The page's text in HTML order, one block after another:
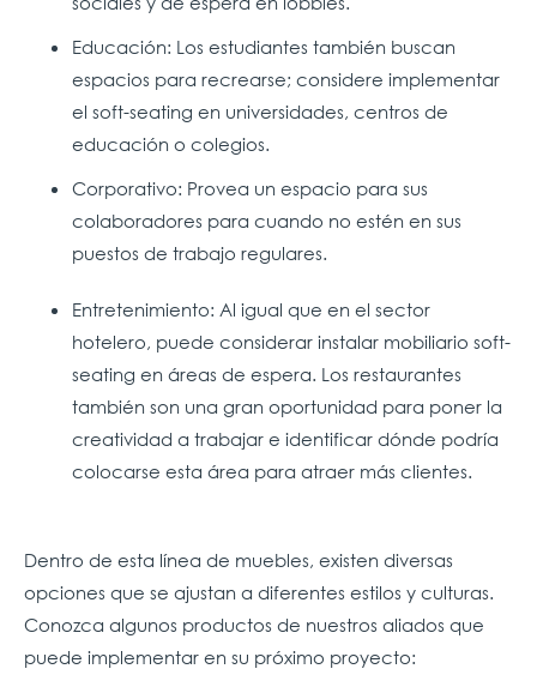
Educación: Los estudiantes también buscan
espacios para recrearse; considere implementar
el soft-seating en universidades, centros de
educación o colegios.
Corporativo: Provea un espacio para sus
colaboradores para cuando no estén en sus
puestos de trabajo regulares.
Entretenimiento: Al igual que en el sector
hotelero, puede considerar instalar mobiliario soft-
seating en áreas de espera. Los restaurantes
también son una gran oportunidad para poner la
creatividad a trabajar e identificar dónde podría
colocarse esta área para atraer más clientes.
Dentro de esta línea de muebles, existen diversas
opciones que se ajustan a diferentes estilos y culturas.
Conozca algunos productos de nuestros aliados que
puede implementar en su próximo proyecto: